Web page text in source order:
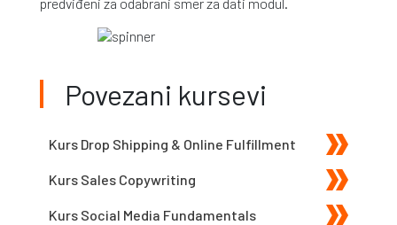
Povezani kursevi
Kurs Drop Shipping & Online Fulfillment
Kurs Sales Copywriting
Kurs Social Media Fundamentals